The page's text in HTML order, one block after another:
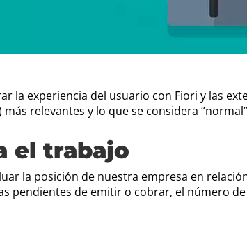
la experiencia del usuario con Fiori y las
relevantes y lo que se considera
el trabajo
la posición de nuestra empresa en
pendientes de emitir o cobrar, el número